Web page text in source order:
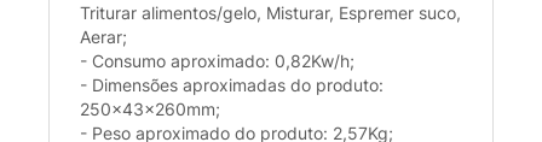
Triturar alimentos/gelo, Misturar, Espremer suco,
Aerar;
- Consumo aproximado: 0,82Kw/h;
- Dimensões aproximadas do produto:
250x43x260mm;
- Peso aproximado do produto: 2,57Kg;